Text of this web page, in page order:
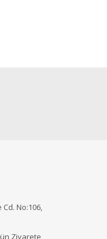
No:106,
Ziyarete